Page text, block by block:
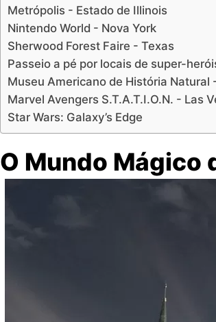
Metrópolis - Estado de Illinois
Nintendo World - Nova York
Sherwood Forest Faire - Texas
Passeio a pé por locais de super-
Museu Americano de História Natural
Marvel Avengers S.T.A.T.I.O.N. - Las
Star Wars: Galaxy’s Edge
O Mundo Mágico